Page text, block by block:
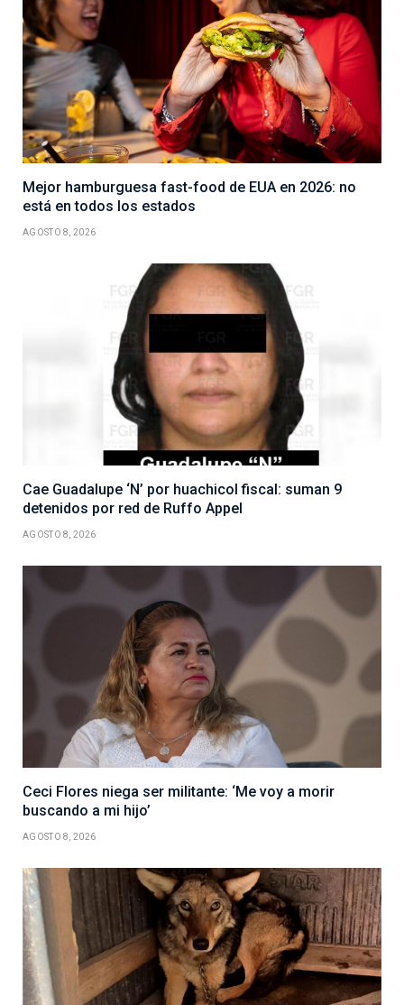
Mejor hamburguesa fast-food de EUA en 2026: no
está en todos los estados
AGOSTO 8, 2026
Cae Guadalupe ‘N’ por huachicol fiscal: suman 9
detenidos por red de Ruffo Appel
AGOSTO 8, 2026
Ceci Flores niega ser militante: ‘Me voy a morir
buscando a mi hijo’
AGOSTO 8, 2026